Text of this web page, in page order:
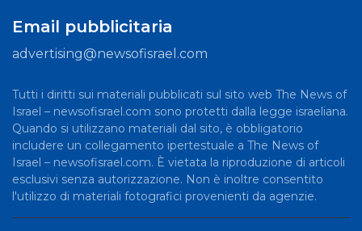
Email pubblicitaria
advertising@newsofisrael.com
Tutti i diritti sui materiali pubblicati sul sito web The News of
Israel – newsofisrael.com sono protetti dalla legge israeliana.
Quando si utilizzano materiali dal sito, è obbligatorio
includere un collegamento ipertestuale a The News of
Israel – newsofisrael.com. È vietata la riproduzione di articoli
esclusivi senza autorizzazione. Non è inoltre consentito
l'utilizzo di materiali fotografici provenienti da agenzie.